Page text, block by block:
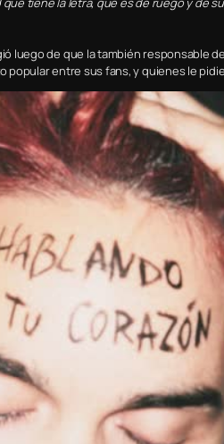
luego de que la también responsable de
popular entre sus fans, y quienes le